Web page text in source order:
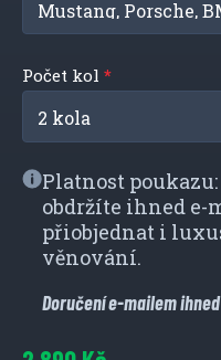
Počet kol
Platnost poukazu:
obdržíte ihned e-
přiobjednat i
věnování.
Doručení e-mailem